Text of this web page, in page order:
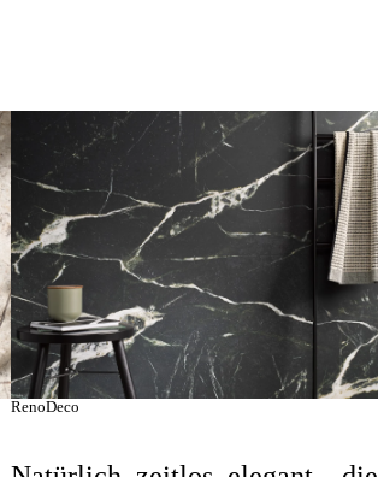
RenoDeco